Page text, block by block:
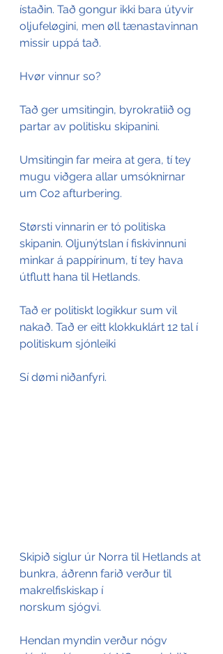
ístaðin. Tað gongur ikki bara útyvir
oljufeløgini, men øll tænastavinnan
missir uppá tað.
Hvør vinnur so?
Tað ger umsitingin, byrokratiið og
partar av politisku skipanini.
Umsitingin far meira at gera, tí tey
mugu viðgera allar umsóknirnar
um Co2 afturbering.
Størsti vinnarin er tó politiska
skipanin. Oljunýtslan í fiskivinnuni
minkar á pappírinum, tí tey hava
útflutt hana til Hetlands.
Tað er politiskt logikkur sum vil
nakað. Tað er eitt klokkuklárt 12 tal í
politiskum sjónleiki
Sí dømi niðanfyri.
Skipið siglur úr Norra til Hetlands at
bunkra, áðrenn farið verður til
makrelfiskiskap í
norskum sjógvi.
Hendan myndin verður nógv